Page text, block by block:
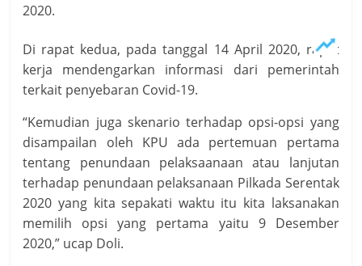
2020.
Di rapat kedua, pada tanggal 14 April 2020, rapat
kerja mendengarkan informasi dari pemerintah
terkait penyebaran Covid-19.
“Kemudian juga skenario terhadap opsi-opsi yang
disampailan oleh KPU ada pertemuan pertama
tentang penundaan pelaksaanaan atau lanjutan
terhadap penundaan pelaksanaan Pilkada Serentak
2020 yang kita sepakati waktu itu kita laksanakan
memilih opsi yang pertama yaitu 9 Desember
2020,” ucap Doli.